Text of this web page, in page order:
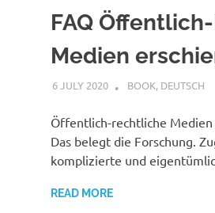
FAQ
Medien
6 JULY 2020 VGRASS
BOOK, DEUTSCH
Öffentlich-rechtliche
Das belegt die Forschung.
komplizierte und
READ MORE